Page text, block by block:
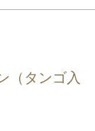
（タンゴ入